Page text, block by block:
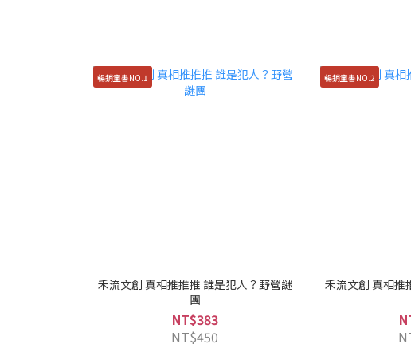
暢銷童書NO.1
禾流文創 真相推推推 誰是犯人？野營謎
團
NT$383
NT$450
暢銷童書NO.2
禾流文創 真相推